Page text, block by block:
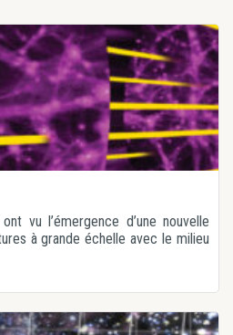
vu l’émergence d’une nouvelle
à grande échelle avec le milieu